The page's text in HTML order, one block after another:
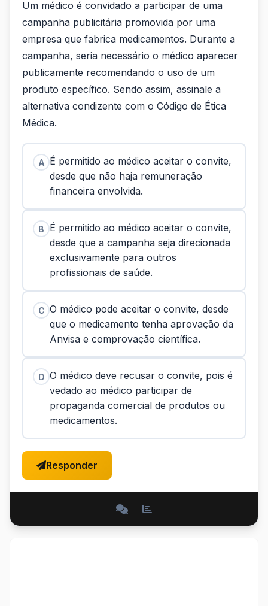
Um médico é convidado a participar de uma
campanha publicitária promovida por uma
empresa que fabrica medicamentos. Durante a
campanha, seria necessário o médico aparecer
publicamente recomendando o uso de um
produto específico. Sendo assim, assinale a
alternativa condizente com o Código de Ética
Médica.
A É permitido ao médico aceitar o convite,
desde que não haja remuneração
financeira envolvida.
B
É permitido ao médico aceitar o convite,
desde que a campanha seja direcionada
exclusivamente para outros
profissionais de saúde.
C O médico pode aceitar o convite, desde
que o medicamento tenha aprovação da
Anvisa e comprovação científica.
D O médico deve recusar o convite, pois é
vedado ao médico participar de
propaganda comercial de produtos ou
medicamentos.
Responder